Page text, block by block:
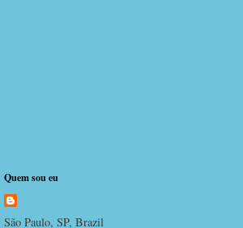
Quem sou eu
São Paulo, SP, Brazil